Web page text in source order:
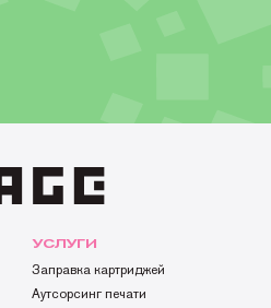
УСЛУГИ
Заправка картриджей
Аутсорсинг печати